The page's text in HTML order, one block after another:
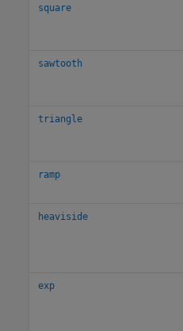
square
sawtooth
triangle
ramp
heaviside
exp